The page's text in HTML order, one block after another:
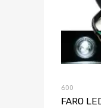
600
FARO